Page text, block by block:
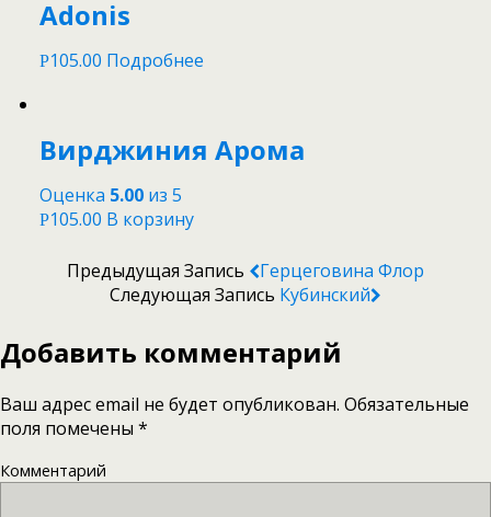
Adonis
Р105.00 Подробнее
Вирджиния Арома
Оценка 5.00из 5
Р105.00 В корзину
Предыдущая Запись
Герцеговина Флор
Следующая Запись Кубинский
Добавить комментарий
Ваш адрес email не будет опубликован. Обязательные
поля помечены *
Комментарий